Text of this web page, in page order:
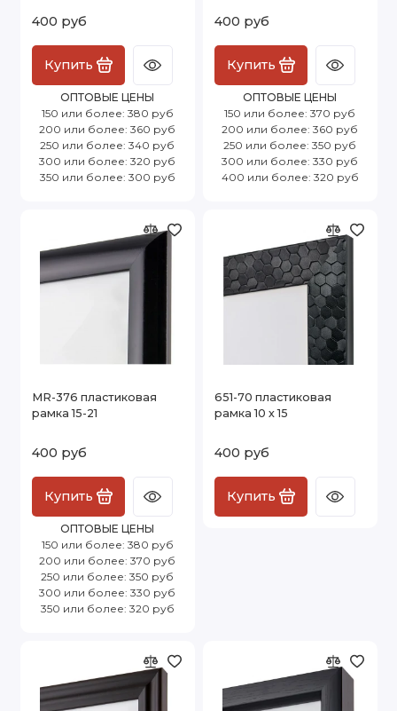
400 руб
Купить
ОПТОВЫЕ ЦЕНЫ
150 или более: 380 руб
200 или более: 360 руб
250 или более: 340 руб
300 или более: 320 руб
350 или более: 300 руб
400 руб
Купить
ОПТОВЫЕ ЦЕНЫ
150 или более: 370 руб
200 или более: 360 руб
250 или более: 350 руб
300 или более: 330 руб
400 или более: 320 руб
MR-376 пластиковая
рамка 15-21
400 руб
Купить
ОПТОВЫЕ ЦЕНЫ
150 или более: 380 руб
200 или более: 370 руб
250 или более: 350 руб
300 или более: 330 руб
350 или более: 320 руб
651-70 пластиковая
рамка 10 х 15
400 руб
Купить